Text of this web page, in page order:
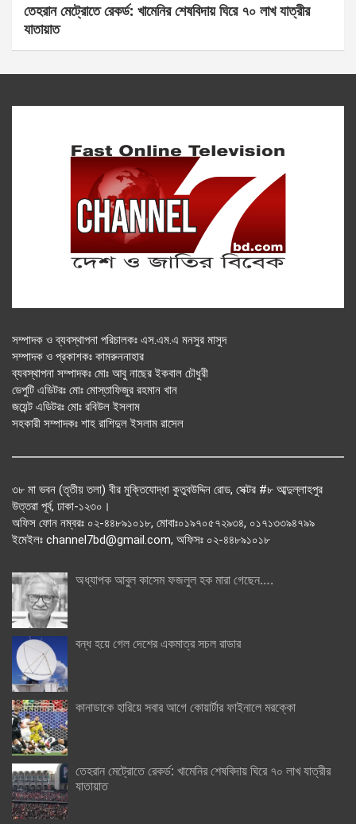
তেহরান মেট্রোতে রেকর্ড: খামেনির শেষবিদায় ঘিরে ৭০ লাখ যাত্রীর
যাতায়াত
সম্পাদক ও ব্যবস্থাপনা পরিচালকঃ এস.এম.এ মনসুর মাসুদ
সম্পাদক ও প্রকাশকঃ কামরুননাহার
ব্যবস্থাপনা সম্পাদকঃ মোঃ আবু নাছের ইকবাল চৌধুরী
ডেপুটি এডিটরঃ মোঃ মোস্তাফিজুর রহমান খান
জয়েন্ট এডিটরঃ মোঃ রবিউল ইসলাম
সহকারী সম্পাদকঃ শাহ রাশিদুল ইসলাম রাসেল
৩৮ মা ভবন (তৃতীয় তলা) বীর মুক্তিযোদ্ধা কুতুবউদ্দিন রোড, সেক্টর #৮ আব্দুল্লাহপুর
উত্তরা পূর্ব, ঢাকা-১২৩০।
অফিস ফোন নম্বরঃ ০২-৪৪৮৯১০১৮, মোবাঃ০১৯৭০৫৭২৯৩৪, ০১৭১৩৩৯৪৭৯৯
ইমেইলঃ channel7bd@gmail.com, অফিসঃ ০২-৪৪৮৯১০১৮
অধ্যাপক আবুল কাসেম ফজলুল হক মারা গেছেন….
বন্ধ হয়ে গেল দেশের একমাত্র সচল রাডার
কানাডাকে হারিয়ে সবার আগে কোয়ার্টার ফাইনালে মরক্কো
তেহরান মেট্রোতে রেকর্ড: খামেনির শেষবিদায় ঘিরে ৭০ লাখ যাত্রীর
যাতায়াত